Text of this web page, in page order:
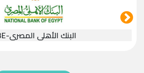
البنك الأهلي المصري-NBE